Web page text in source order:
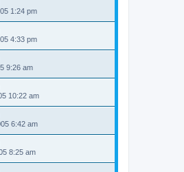
1:24 pm
4:33 pm
9:26 am
10:22 am
6:42 am
8:25 am